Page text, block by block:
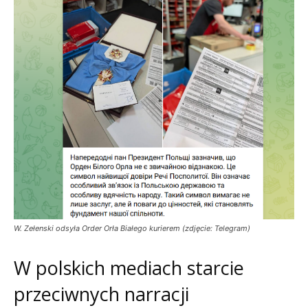
W. Zełenski odsyła Order Orła Białego kurierem (zdjęcie: Telegram)
W polskich mediach starcie
przeciwnych narracji